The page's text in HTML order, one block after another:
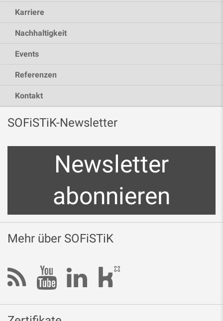
Karriere
Nachhaltigkeit
Events
Referenzen
Kontakt
SOFiSTiK-Newsletter
Newsletter
abonnieren
Mehr über SOFiSTiK